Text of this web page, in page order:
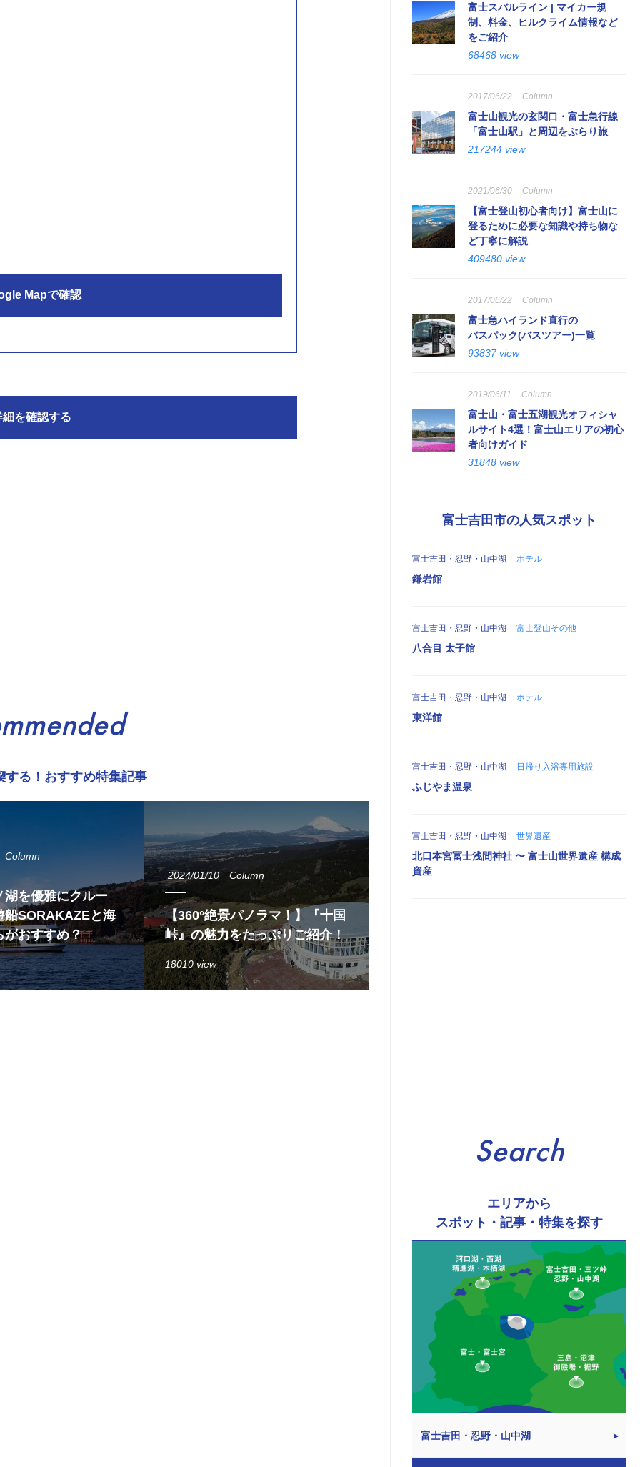
Mapで確認
細を確認する
する！おすすめ特集記事
Column
湖を優雅にクルー
船SORAKAZEと海
がおすすめ？
2024/01/10 Column
【360°絶景パノラマ！】『十国
峠』の魅力をたっぷりご紹介！
18010 view
富士スバルライン | マイカー規
制、料金、ヒルクライム情報など
をご紹介
68468 view
2017/06/22 Column
富士山観光の玄関口・富士急行線
「富士山駅」と周辺をぶらり旅
217244 view
2021/06/30 Column
【富士登山初心者向け】富士山に
登るために必要な知識や持ち物な
ど丁寧に解説
409480 view
2017/06/22 Column
富士急ハイランド直行の
バスパック(バスツアー)一覧
93837 view
2019/06/11 Column
富士山・富士五湖観光オフィシャ
ルサイト4選！富士山エリアの初心
者向けガイド
31848 view
富士吉田市の人気スポット
富士吉田・忍野・山中湖 ホテル
鎌岩館
富士吉田・忍野・山中湖 富士登山その他
八合目 太子館
富士吉田・忍野・山中湖 ホテル
東洋館
富士吉田・忍野・山中湖 日帰り入浴専用施設
ふじやま温泉
富士吉田・忍野・山中湖 世界遺産
北口本宮冨士浅間神社 〜 富士山世界遺産 構成
資産
Search
エリアから
スポット・記事・特集を探す
富士吉田・忍野・山中湖